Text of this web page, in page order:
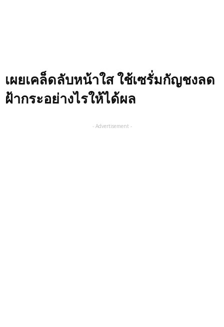
เผยเคล็ดลับหน้าใส ใช้เซรั่มกัญชงลด
ฝ้ากระอย่างไรให้ได้ผล
- Advertisement -